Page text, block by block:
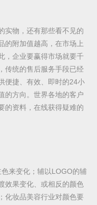
物，还有那些看不见的
的附加值越高，在市场上
，企业要赢得市场就要千
传统的售后服务手段已经
便捷、有效、即时的24小
的方向。世界各地的客户
的资料，在线获得疑难的
来变化；辅以LOGO的辅
效果变化、或相反的颜色
化妆品美容行业对颜色要